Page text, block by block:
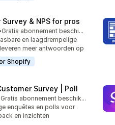
Survey & NPS for pros
in totaal
Gratis abonnement beschikbaar
en laagdrempelige
meer antwoorden op
Shopify
Survey | Poll
in totaal
Gratis abonnement beschikbaar
enquêtes en polls voor
en inzichten